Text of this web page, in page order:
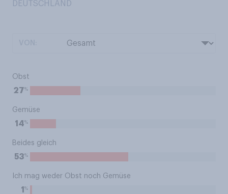
DEUTSCHLAND
Obst
27%
Gemüse
14%
Beides gleich
53%
Ich mag weder Obst noch Gemüse
1 %